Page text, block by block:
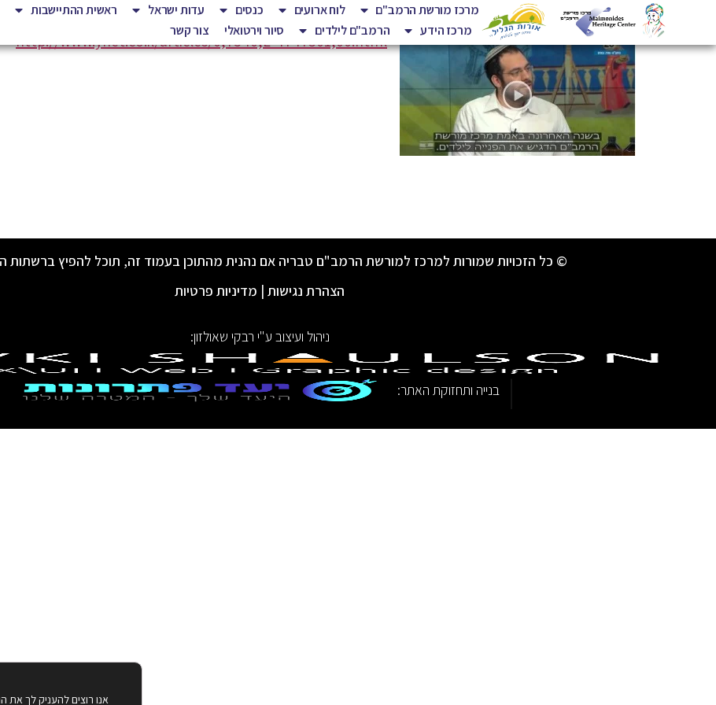
מרכז מורשת הרמב"ם לוח ארועים כנסים עדות ישראל ראשית ההתיישבות
מרכז הידע
הרמב"ם לילדים סיור וירטואלי צור קשר
http://www.ynet.co.il/articles/0,7340,L-4747501,00.html
© כל הזכויות שמורות למרכז למורשת הרמב"ם טבריה אם נהנית מהתוכן בעמוד זה, תוכל להפיץ ברשתות
הצהרת נגישות | מדיניות פרטיות
ניהול ועיצוב ע"י רבקי שאולזון:
בנייה ותחזוקת האתר:
אנו רוצים להעניק לך את